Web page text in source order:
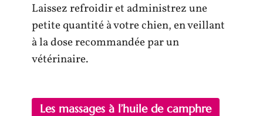
Laissez refroidir et administrez une
petite quantité à votre chien, en veillant
à la dose recommandée par un
vétérinaire.
Les massages à l’huile de camphre